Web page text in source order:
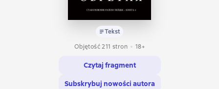
Tekst
Objętość 211 stron
18+
Czytaj fragment
Subskrybuj nowości autora